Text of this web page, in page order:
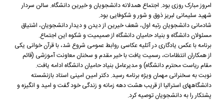
امروز مبارک روزی بود. اجتماع همدلانه دانشجویان و خیرین دانشگاه. سالن سردار
شهید سلیمانی لبریز ذوق و شور و شکوفایی بود.
شادمانی دانشجویان رتبه اول، شعف خیرین از دیدن و دیدار دانشجویان، اشتیاق
مسئولان دانشگاه و بنیاد حامیان دانشگاه از صمیمیت و شکوه این اجتماع.
برنامه با عکس یادگاری در آتلیه عکاسی روابط عمومی شروع شد، با قرآن خوانی یکی
از همکاران انتظامات، رسمیت یافت با خیر مقدم و سخنان معاونت آموزشی (قائم
مقام ریاست محترم دانشگاه) و مدیرعامل بنیاد حامیان دانشگاه ادامه یافت.
نوبت به سخنرانی مهمان ویژه برنامه رسید. دکتر امین امینی استاد بازنشسته
دانشگاههای استرالیا از قریب هشت دهه زمانه و زندگی خود گفت و امید و انگیزه و
پشتکار را به دانشجویان توصیه کرد.